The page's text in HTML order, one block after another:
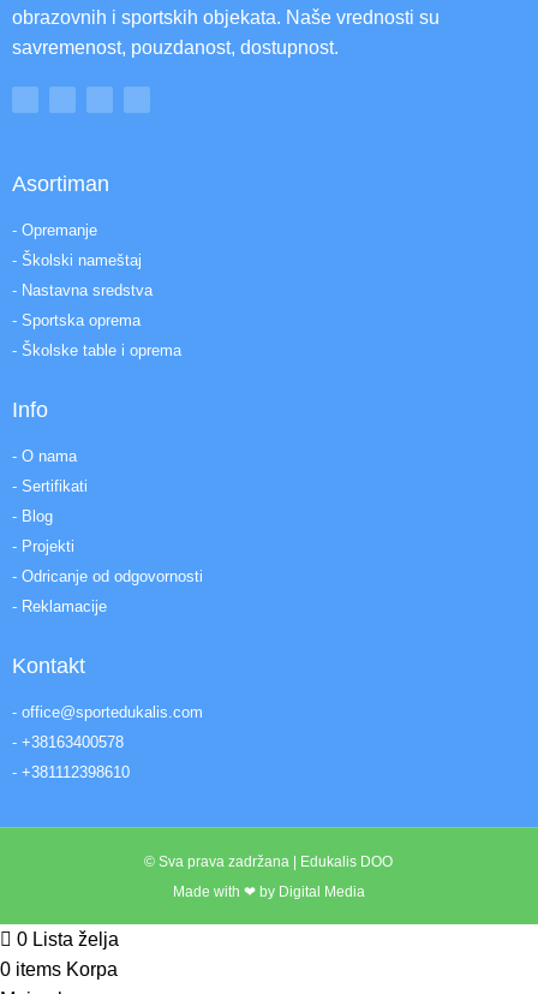
obrazovnih i sportskih objekata. Naše vrednosti su
savremenost, pouzdanost, dostupnost.
Asortiman
- Opremanje
- Školski nameštaj
- Nastavna sredstva
- Sportska oprema
- Školske table i oprema
Info
- O nama
- Sertifikati
- Blog
- Projekti
- Odricanje od odgovornosti
- Reklamacije
Kontakt
- office@sportedukalis.com
- +38163400578
- +381112398610
© Sva prava zadržana | Edukalis DOO
Made with ❤ by Digital Media
0 Lista želja
0 items Korpa